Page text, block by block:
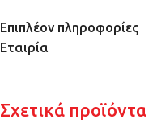
Επιπλέον πληροφορίες
Εταιρία
Σχετικά προϊόντα